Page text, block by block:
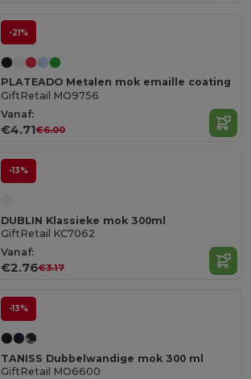
-21%
PLATEADO Metalen mok emaille coating
GiftRetail MO9756
Vanaf:
€4.71€6.00
-13%
DUBLIN Klassieke mok 300ml
GiftRetail KC7062
Vanaf:
€2.76€3.17
-13%
TANISS Dubbelwandige mok 300 ml
GiftRetail MO6600